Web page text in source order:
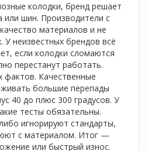
колодки, бренд решает
шин. Производители с
материалов и не
У неизвестных брендов всё
если колодки сломаются
перестанут работать.
фактов. Качественные
большие перепады
40 до плюс 300 градусов. У
тесты обязательны.
игнорируют стандарты,
с материалом. Итог —
или быстрый износ.